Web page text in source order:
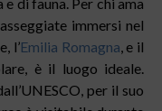
immersi nel
l’Emilia Romagna, e il
è il luogo ideale.
per il suo